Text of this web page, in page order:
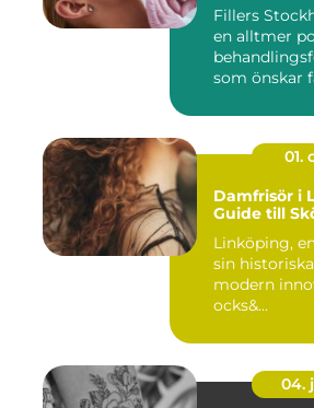
Fillers
en alltmer
som önskar
01.
Damfrisör i
Guide till
Linköping,
sin
modern
ocks&...
04.